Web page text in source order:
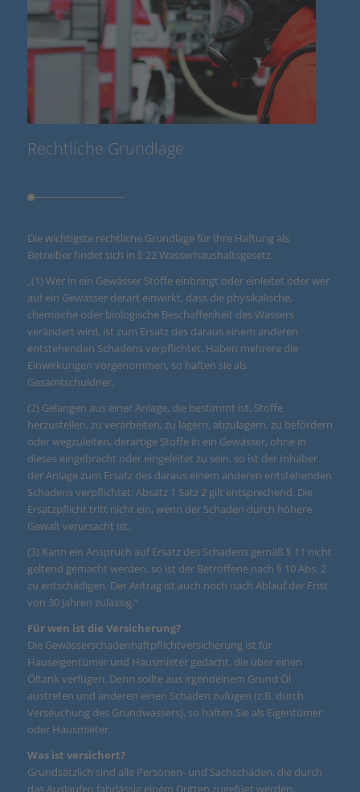
Rechtliche Grundlage
Die wichtigste rechtliche Grundlage für Ihre Haftung als
Betreiber findet sich in § 22 Wasserhaushaltsgesetz:
„(1) Wer in ein Gewässer Stoffe einbringt oder einleitet oder wer
auf ein Gewässer derart einwirkt, dass die physikalische,
chemische oder biologische Beschaffenheit des Wassers
verändert wird, ist zum Ersatz des daraus einem anderen
entstehenden Schadens verpflichtet. Haben mehrere die
Einwirkungen vorgenommen, so haften sie als
Gesamtschuldner.
(2) Gelangen aus einer Anlage, die bestimmt ist, Stoffe
herzustellen, zu verarbeiten, zu lagern, abzulagern, zu befördern
oder wegzuleiten, derartige Stoffe in ein Gewässer, ohne in
dieses eingebracht oder eingeleitet zu sein, so ist der Inhaber
der Anlage zum Ersatz des daraus einem anderen entstehenden
Schadens verpflichtet; Absatz 1 Satz 2 gilt entsprechend. Die
Ersatzpflicht tritt nicht ein, wenn der Schaden durch höhere
Gewalt verursacht ist.
(3) Kann ein Anspruch auf Ersatz des Schadens gemäß § 11 nicht
geltend gemacht werden, so ist der Betroffene nach § 10 Abs. 2
zu entschädigen. Der Antrag ist auch noch nach Ablauf der Frist
von 30 Jahren zulässig.“
Für wen ist die Versicherung?
Die Gewässerschadenhaftpflichtversicherung ist für
Hauseigentümer und Hausmieter gedacht, die über einen
Öltank verfügen. Denn sollte aus irgendeinem Grund Öl
austreten und anderen einen Schaden zufügen (z.B. durch
Verseuchung des Grundwassers), so haften Sie als Eigentümer
oder Hausmieter.
Was ist versichert?
Grundsätzlich sind alle Personen- und Sachschäden, die durch
das Auslaufen fahrlässig einem Dritten zugefügt werden,